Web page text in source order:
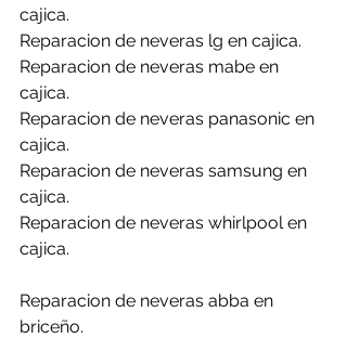
cajica.
Reparacion de neveras lg en cajica.
Reparacion de neveras mabe en
cajica.
Reparacion de neveras panasonic en
cajica.
Reparacion de neveras samsung en
cajica.
Reparacion de neveras whirlpool en
cajica.
Reparacion de neveras abba en
briceño.